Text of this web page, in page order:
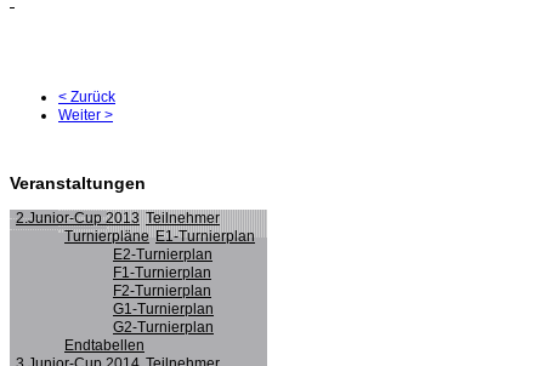
< Zurück
Weiter >
Veranstaltungen
2.Junior-Cup 2013 Teilnehmer
Turnierpläne E1-Turnierplan
E2-Turnierplan
F1-Turnierplan
F2-Turnierplan
G1-Turnierplan
G2-Turnierplan
Endtabellen